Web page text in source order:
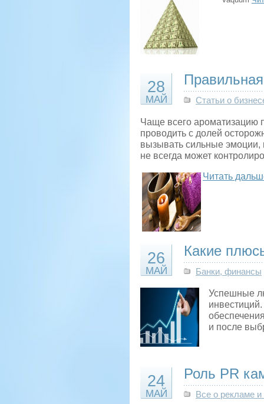
28
МАЙ Статьи о
Чаще всего ароматизацию
проводить с долей
вызывать сильные эмоции,
не всегда может
Читать
26
МАЙ
Какие
Банки, финансы
Успешные
и после
24
МАЙ
Роль PR
Все о рекламе и